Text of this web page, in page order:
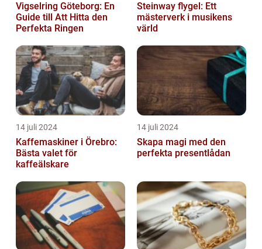
Vigselring Göteborg: En
Guide till Att Hitta den
Perfekta Ringen
Steinway flygel: Ett
mästerverk i musikens
värld
14 juli 2024
Kaffemaskiner i Örebro:
Bästa valet för
kaffeälskare
14 juli 2024
Skapa magi med den
perfekta presentlådan